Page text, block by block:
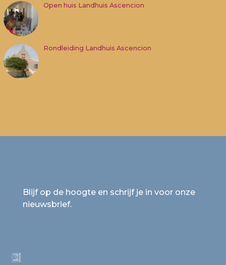
Open huis Landhuis Ascencion
Rondleiding Landhuis Ascencion
Blijf op de hoogte en schrijf je in voor onze
nieuwsbrief.